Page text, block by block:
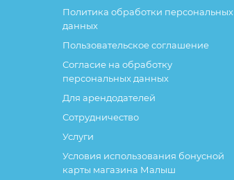
Политика обработки персональных
данных
Пользовательское соглашение
Согласие на обработку
персональных данных
Для арендодателей
Сотрудничество
Услуги
Условия использования бонусной
карты магазина Малыш